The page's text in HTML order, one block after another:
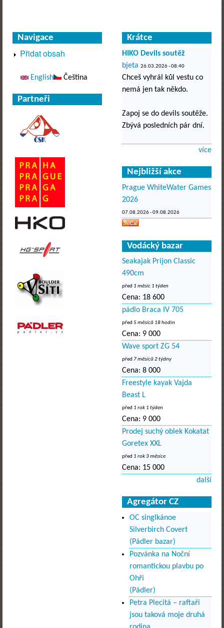
Navigace
Přidat obsah
English Čeština
Partneři
Krátce
HIKO Devils soutěž
bjeta 26.03.2026 - 08:40
Chceš vyhrál kůl vestu co
nemá jen tak někdo.
Zapoj se do devils soutěže.
Zbývá posledních pár dní.
více
Nejbližší akce
Prague WhiteWater Games
2026
07.08.2026-09.08.2026
Vodácký bazar
Seakajak Prijon Classic
490cm
před 1 měsíc 1 týden
Cena: 18 600
pádlo Braca IV 705
před 5 měsíců 18 hodin
Cena: 9 000
Wave sport ZG 54
před 7 měsíců 2 týdny
Cena: 8 000
Freestyle kayak Vajda
Beast L
před 1 rok 1 týden
Cena: 9 000
Prodej suchý oblek Kokatat
Goretex XXL
před 1 rok 3 měsíce
Cena: 15 000
další
Agregátor CZ
OC singlkánoe
Silverbirch Covert
(Pádler bazar)
Pozvánka na Noční
romantickou plavbu po
Ohři
(Pádler)
Petra Plecitá – raftaři
jsou taková moje druhá